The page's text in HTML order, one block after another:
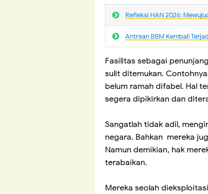
Refleksi HAN 2026:
Antrean BBM Kembali
Fasilitas sebagai
sulit ditemukan.
belum ramah difabel. Hal
segera dipikirkan dan
Sangatlah tidak adil,
negara. Bahkan mereka
Namun demikian, hak
terabaikan.
Mereka seolah